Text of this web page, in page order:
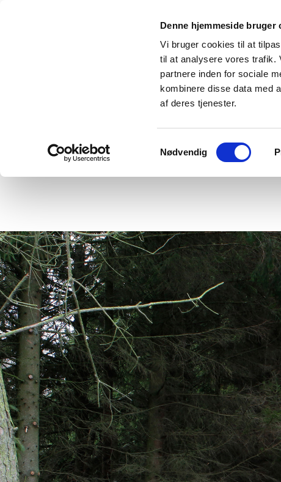
Denne hjemmeside bruger
Vi bruger cookies til at
til at analysere vores trafik.
partnere inden for sociale
kombinere disse data med
af deres tjenester.
Nødvendig main